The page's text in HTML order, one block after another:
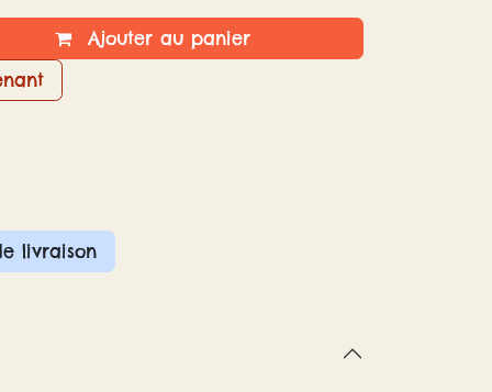
Ajouter au panier
livraison